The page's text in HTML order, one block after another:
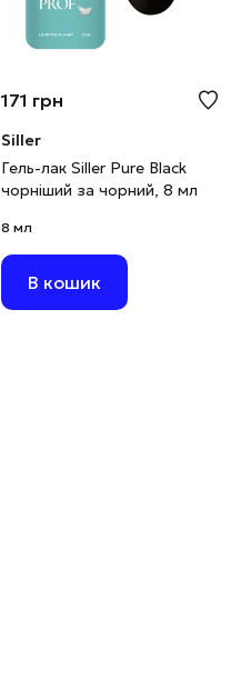
171 грн
Siller
Гель-лак Siller Pure Black
чорніший за чорний, 8 мл
8 мл
В кошик